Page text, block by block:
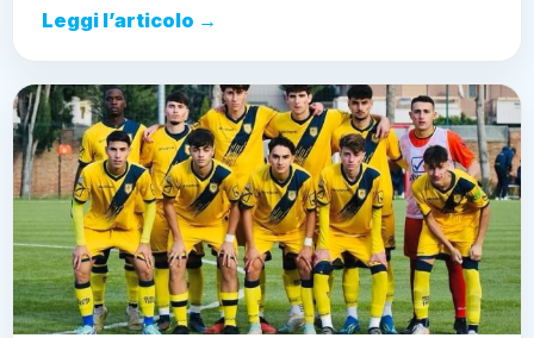
Leggi l’articolo →